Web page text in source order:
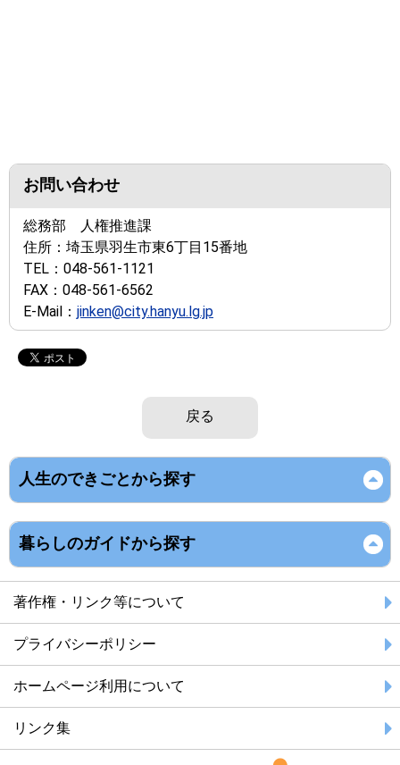
お問い合わせ
総務部 人権推進課
住所： 埼玉県羽生市東6丁目15番地
TEL： 048-561-1121
FAX： 048-561-6562
E-Mail： jinken@city.hanyu.lg.jp
戻る
人生のできごとから探す
暮らしのガイドから探す
著作権・リンク等について
プライバシーポリシー
ホームページ利用について
リンク集